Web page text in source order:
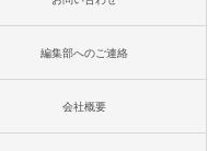
編集部へのご連絡
会社概要